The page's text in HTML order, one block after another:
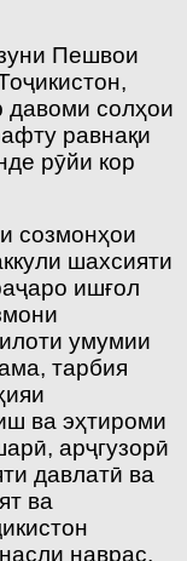
Пешвои
солҳои
равнақи
рӯйи кор
созмонҳои
шахсияти
ишғол
умумии
тарбия
ва эҳтироми
арҷгузорӣ
давлатӣ ва
ва
наврас,